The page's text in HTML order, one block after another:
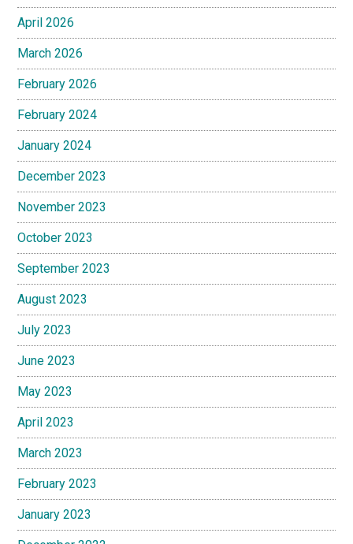
April 2026
March 2026
February 2026
February 2024
January 2024
December 2023
November 2023
October 2023
September 2023
August 2023
July 2023
June 2023
May 2023
April 2023
March 2023
February 2023
January 2023